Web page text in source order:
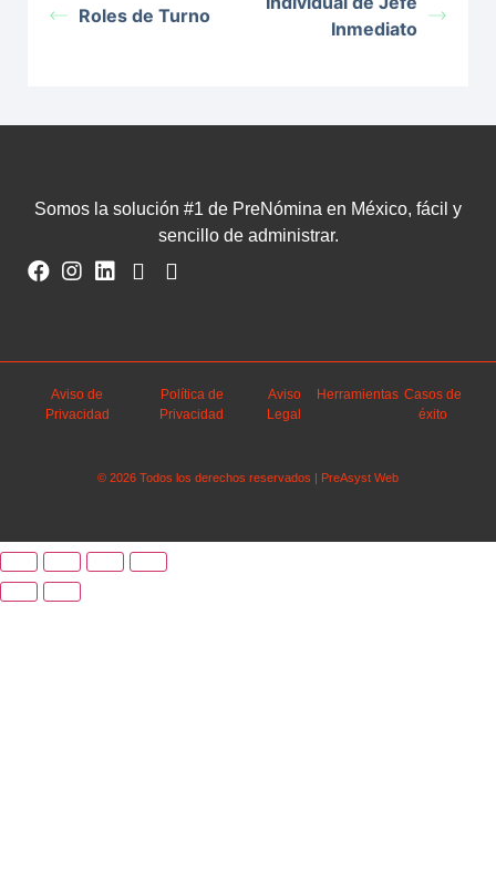
Roles de Turno
Inmediato
Somos la solución #1 de PreNómina en México, fácil y
sencillo de administrar.
Aviso de
Privacidad
Política de
Privacidad
Aviso
Legal
Herramientas Casos de
éxito
© 2026 Todos los derechos reservados | PreAsyst Web